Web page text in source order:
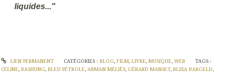
liquides..."
LIEN PERMANENT CATÉGORIES : BLOG, FILM, LIVRE, MUSIQUE, WEB
TAGS :
CÉLINE, BASHUNG, BLEU PÉTROLE, ARMAN MÉLIÈS, GÉRARD MANSET, BLIXA BARGELD,